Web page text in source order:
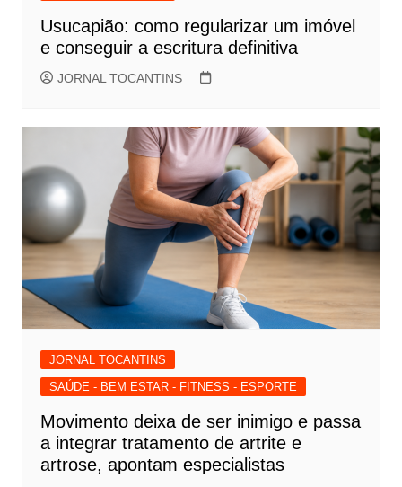
Usucapião: como regularizar um imóvel
e conseguir a escritura definitiva
JORNAL TOCANTINS
JORNAL TOCANTINS
SAÚDE - BEM ESTAR - FITNESS - ESPORTE
Movimento deixa de ser inimigo e passa
a integrar tratamento de artrite e
artrose, apontam especialistas